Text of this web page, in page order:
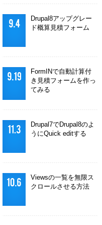
Drupal8アップグレー
ド概算見積フォーム
FormINで自動計算付
き見積フォームを作っ
てみる
Drupal7でDrupal8のよ
うにQuick editする
Viewsの一覧を無限ス
クロールさせる方法